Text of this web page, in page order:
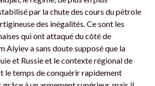
par la chute des cours du pétrole
des inégalités. Ce sont les
qui ont attaqué du côté de
a sans doute supposé que la
et Russie et le contexte régional de
le temps de conquérir rapidement